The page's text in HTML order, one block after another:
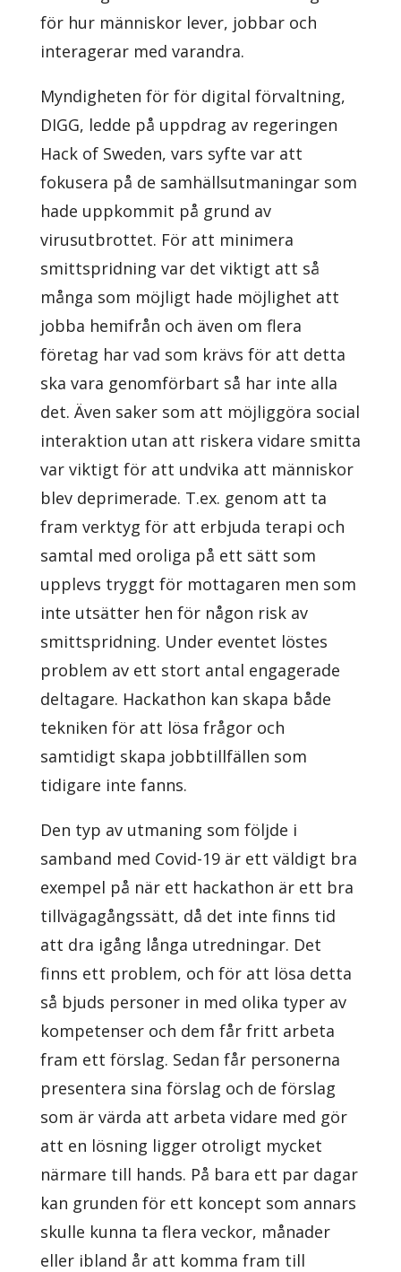
för hur människor lever, jobbar och
interagerar med varandra.
Myndigheten för för digital förvaltning,
DIGG, ledde på uppdrag av regeringen
Hack of Sweden, vars syfte var att
fokusera på de samhällsutmaningar som
hade uppkommit på grund av
virusutbrottet. För att minimera
smittspridning var det viktigt att så
många som möjligt hade möjlighet att
jobba hemifrån och även om flera
företag har vad som krävs för att detta
ska vara genomförbart så har inte alla
det. Även saker som att möjliggöra social
interaktion utan att riskera vidare smitta
var viktigt för att undvika att människor
blev deprimerade. T.ex. genom att ta
fram verktyg för att erbjuda terapi och
samtal med oroliga på ett sätt som
upplevs tryggt för mottagaren men som
inte utsätter hen för någon risk av
smittspridning. Under eventet löstes
problem av ett stort antal engagerade
deltagare. Hackathon kan skapa både
tekniken för att lösa frågor och
samtidigt skapa jobbtillfällen som
tidigare inte fanns.
Den typ av utmaning som följde i
samband med Covid-19 är ett väldigt bra
exempel på när ett hackathon är ett bra
tillvägagångssätt, då det inte finns tid
att dra igång långa utredningar. Det
finns ett problem, och för att lösa detta
så bjuds personer in med olika typer av
kompetenser och dem får fritt arbeta
fram ett förslag. Sedan får personerna
presentera sina förslag och de förslag
som är värda att arbeta vidare med gör
att en lösning ligger otroligt mycket
närmare till hands. På bara ett par dagar
kan grunden för ett koncept som annars
skulle kunna ta flera veckor, månader
eller ibland år att komma fram till